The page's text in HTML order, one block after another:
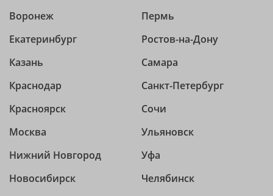
Воронеж
Екатеринбург
Казань
Краснодар
Красноярск
Москва
Нижний Новгород
Новосибирск
Пермь
Ростов-на-Дону
Самара
Санкт-Петербург
Сочи
Ульяновск
Уфа
Челябинск